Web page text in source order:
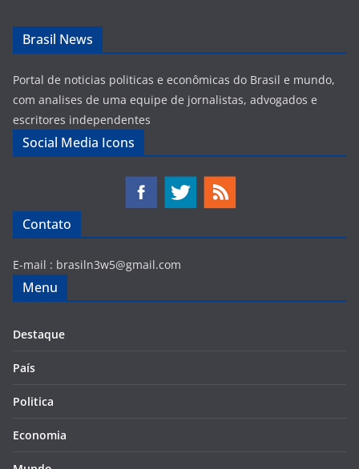
Brasil News
Portal de noticias politicas e econômicas do Brasil e mundo,
com analises de uma equipe de jornalistas, advogados e
escritores independentes
Social Media Icons
Contato
E-mail : brasiln3w5@gmail.com
Menu
Destaque
País
Politica
Economia